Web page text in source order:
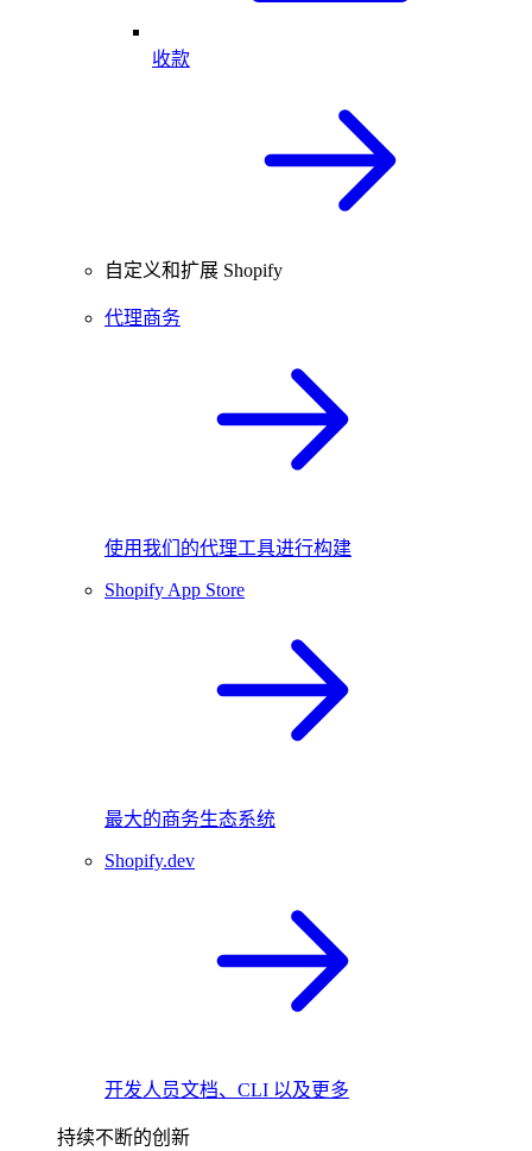
收款
自定义和扩展 Shopify
代理商务
使用我们的代理工具进行构建
Shopify App Store
最大的商务生态系统
Shopify.dev
开发人员文档、CLI 以及更多
持续不断的创新